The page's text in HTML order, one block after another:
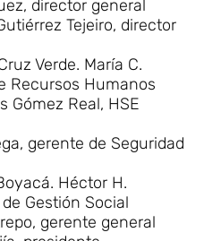
director general
Tejeiro, director
Verde. María C.
Recursos Humanos
Gómez Real, HSE
gerente de Seguridad
Héctor H.
Gestión Social
gerente general